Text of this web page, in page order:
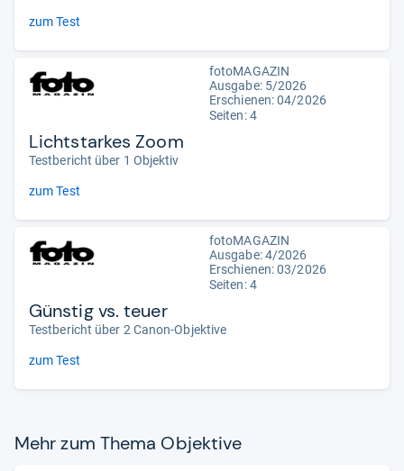
zum Test
fotoMAGAZIN
Ausgabe: 5/2026
Erschienen:04/2026
Seiten: 4
Lichtstarkes Zoom
Testbericht über 1 Objektiv
zum Test
fotoMAGAZIN
Ausgabe: 4/2026
Erschienen:03/2026
Seiten: 4
Günstig vs. teuer
Testbericht über 2 Canon-Objektive
zum Test
Mehr zum Thema Objek­tive